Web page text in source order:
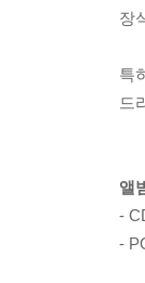
장
특
드
앨
-
-